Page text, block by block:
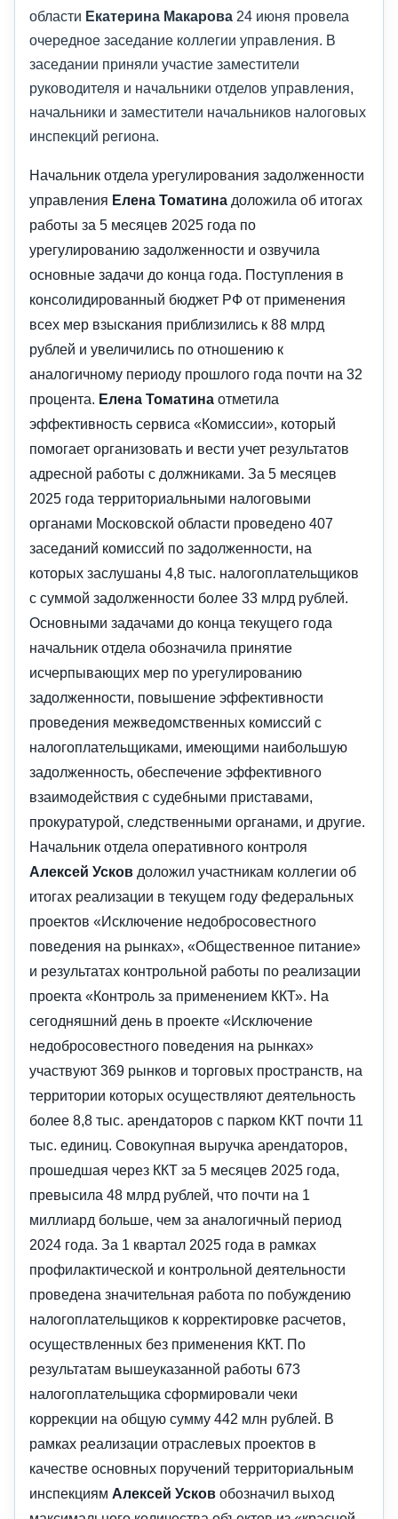
области Екатерина Макарова 24 июня провела
очередное заседание коллегии управления. В
заседании приняли участие заместители
руководителя и начальники отделов управления,
начальники и заместители начальников налоговых
инспекций региона.
Начальник отдела урегулирования задолженности
управления Елена Томатина доложила об итогах
работы за 5 месяцев 2025 года по
урегулированию задолженности и озвучила
основные задачи до конца года. Поступления в
консолидированный бюджет РФ от применения
всех мер взыскания приблизились к 88 млрд
рублей и увеличились по отношению к
аналогичному периоду прошлого года почти на 32
процента. Елена Томатина отметила
эффективность сервиса «Комиссии», который
помогает организовать и вести учет результатов
адресной работы с должниками. За 5 месяцев
2025 года территориальными налоговыми
органами Московской области проведено 407
заседаний комиссий по задолженности, на
которых заслушаны 4,8 тыс. налогоплательщиков
с суммой задолженности более 33 млрд рублей.
Основными задачами до конца текущего года
начальник отдела обозначила принятие
исчерпывающих мер по урегулированию
задолженности, повышение эффективности
проведения межведомственных комиссий с
налогоплательщиками, имеющими наибольшую
задолженность, обеспечение эффективного
взаимодействия с судебными приставами,
прокуратурой, следственными органами, и другие.
Начальник отдела оперативного контроля
Алексей Усков доложил участникам коллегии об
итогах реализации в текущем году федеральных
проектов «Исключение недобросовестного
поведения на рынках», «Общественное питание»
и результатах контрольной работы по реализации
проекта «Контроль за применением ККТ». На
сегодняшний день в проекте «Исключение
недобросовестного поведения на рынках»
участвуют 369 рынков и торговых пространств, на
территории которых осуществляют деятельность
более 8,8 тыс. арендаторов с парком ККТ почти 11
тыс. единиц. Совокупная выручка арендаторов,
прошедшая через ККТ за 5 месяцев 2025 года,
превысила 48 млрд рублей, что почти на 1
миллиард больше, чем за аналогичный период
2024 года. За 1 квартал 2025 года в рамках
профилактической и контрольной деятельности
проведена значительная работа по побуждению
налогоплательщиков к корректировке расчетов,
осуществленных без применения ККТ. По
результатам вышеуказанной работы 673
налогоплательщика сформировали чеки
коррекции на общую сумму 442 млн рублей. В
рамках реализации отраслевых проектов в
качестве основных поручений территориальным
инспекциям Алексей Усков обозначил выход